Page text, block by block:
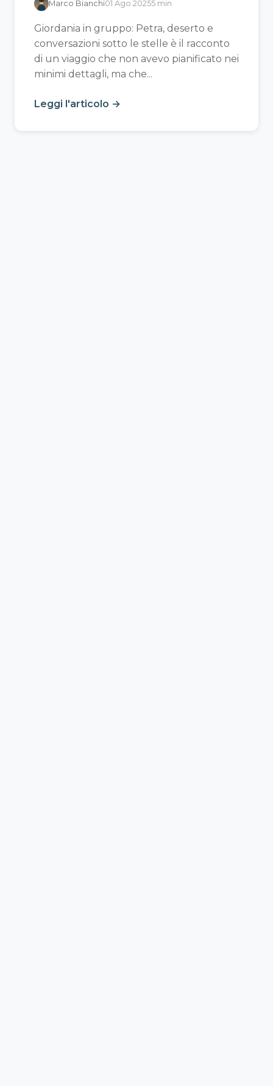
Marco Bianchi01 Ago 20255 min
Giordania in gruppo: Petra, deserto e
conversazioni sotto le stelle è il racconto
di un viaggio che non avevo pianificato nei
minimi dettagli, ma che...
Leggi l'articolo →